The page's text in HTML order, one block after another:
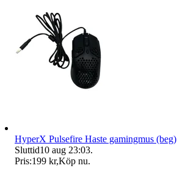
HyperX Pulsefire Haste gamingmus (beg)
Sluttid10 aug 23:03.
Pris:199 kr,Köp nu.